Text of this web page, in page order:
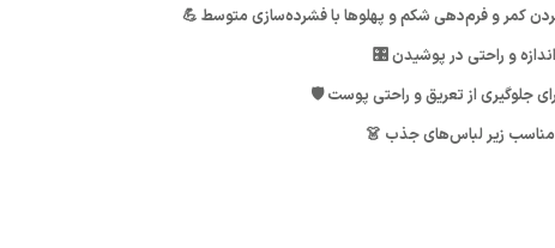
کمر و فرم‌دهی شکم و پهلوها با فشرده‌سازی متوسط 💪
و راحتی در پوشیدن 🎛️
جلوگیری از تعریق و راحتی پوست 🛡️
زیر لباس‌های جذب 👗